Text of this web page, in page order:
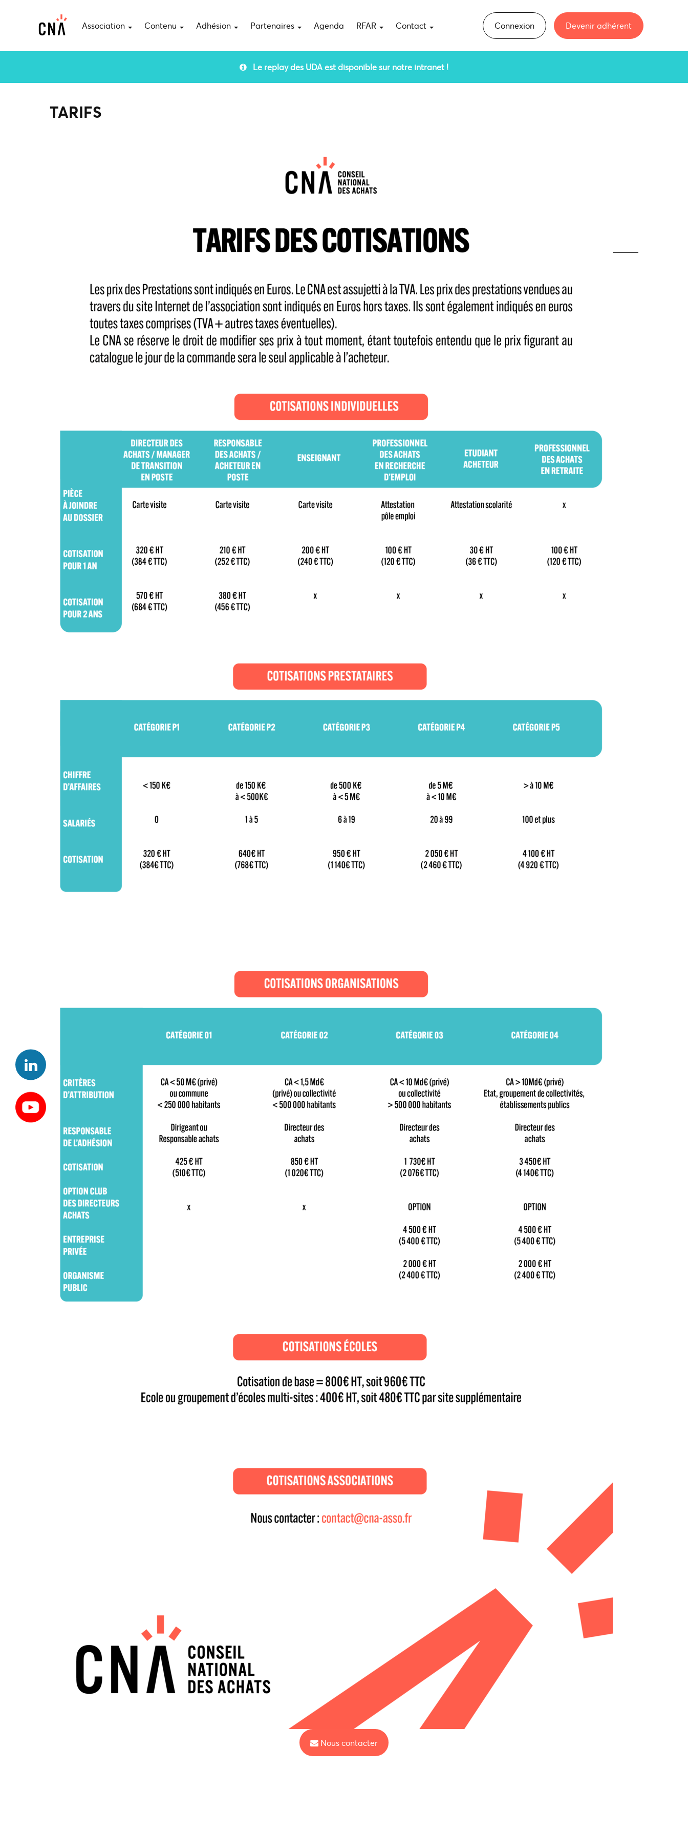
Association Contenu Adhésion Partenaires Agenda RFAR Contact Connexion Devenir adhérent
Le replay des UDA est disponible sur notre intranet !
TARIFS
Nous contacter